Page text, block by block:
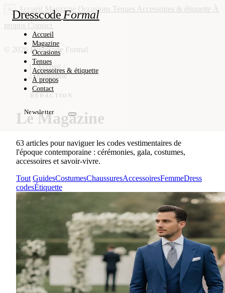
DresscodeFormal
Accueil
Magazine
Occasions
Tenues
Accessoires & étiquette
À propos
Contact
Newsletter
× Accueil Magazine Occasions Tenues Accessoires & étiquette À
propos Contact
© 2026 Dresscode Formal
Accueil /
Magazine
RÉDACTION
Le Magazine
63 articles pour naviguer les codes vestimentaires de
l'époque contemporaine : cérémonies, gala, costumes,
accessoires et savoir-vivre.
Tout GuidesCostumesChaussuresAccessoiresFemmeDress
codesÉtiquette